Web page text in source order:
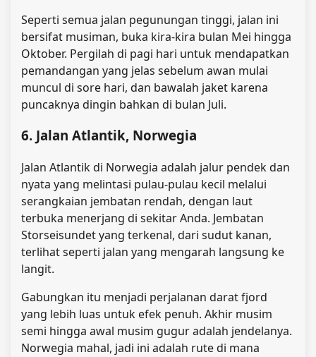
Seperti semua jalan pegunungan tinggi, jalan ini
bersifat musiman, buka kira-kira bulan Mei hingga
Oktober. Pergilah di pagi hari untuk mendapatkan
pemandangan yang jelas sebelum awan mulai
muncul di sore hari, dan bawalah jaket karena
puncaknya dingin bahkan di bulan Juli.
6. Jalan Atlantik, Norwegia
Jalan Atlantik di Norwegia adalah jalur pendek dan
nyata yang melintasi pulau-pulau kecil melalui
serangkaian jembatan rendah, dengan laut
terbuka menerjang di sekitar Anda. Jembatan
Storseisundet yang terkenal, dari sudut kanan,
terlihat seperti jalan yang mengarah langsung ke
langit.
Gabungkan itu menjadi perjalanan darat fjord
yang lebih luas untuk efek penuh. Akhir musim
semi hingga awal musim gugur adalah jendelanya.
Norwegia mahal, jadi ini adalah rute di mana